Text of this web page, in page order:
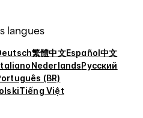
langues
繁體中文Español中文
NederlandsРусский
(BR)
Tiếng Việt